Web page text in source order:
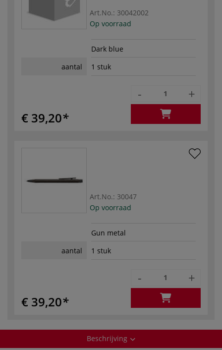
Art.No.: 30042002
Op voorraad
Dark blue
aantal
1 stuk
€ 39,20
- +
Art.No.: 30047
Op voorraad
Gun metal
aantal
1 stuk
€ 39,20
- +
Beschrijving